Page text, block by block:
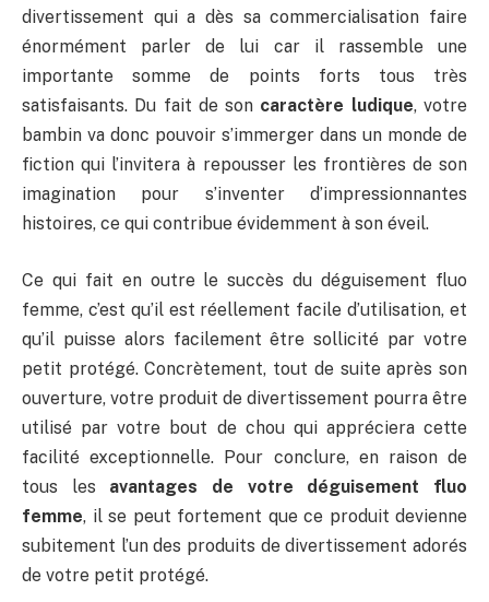
divertissement qui a dès sa commercialisation faire
énormément parler de lui car il rassemble une
importante somme de points forts tous très
satisfaisants. Du fait de son caractère ludique, votre
bambin va donc pouvoir s’immerger dans un monde de
fiction qui l’invitera à repousser les frontières de son
imagination pour s’inventer d’impressionnantes
histoires, ce qui contribue évidemment à son éveil.
Ce qui fait en outre le succès du déguisement fluo
femme, c’est qu’il est réellement facile d’utilisation, et
qu’il puisse alors facilement être sollicité par votre
petit protégé. Concrètement, tout de suite après son
ouverture, votre produit de divertissement pourra être
utilisé par votre bout de chou qui appréciera cette
facilité exceptionnelle. Pour conclure, en raison de
tous les avantages de votre déguisement fluo
femme, il se peut fortement que ce produit devienne
subitement l’un des produits de divertissement adorés
de votre petit protégé.